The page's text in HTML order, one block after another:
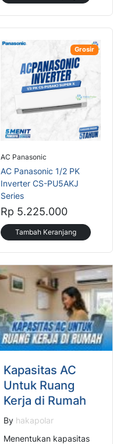
Grosir
AC Panasonic
AC Panasonic 1/2 PK
Inverter CS-PU5AKJ
Series
Rp 5.225.000
Tambah Keranjang
Kapasitas AC
Untuk Ruang
Kerja di Rumah
By hakapolar
Menentukan kapasitas